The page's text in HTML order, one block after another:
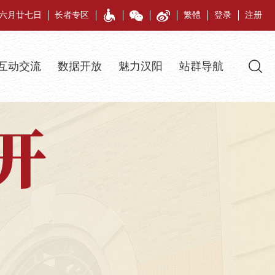
月廿七日 长者专区 繁體 登录 注册
动交流 数据开放 魅力汉阳 站群导航